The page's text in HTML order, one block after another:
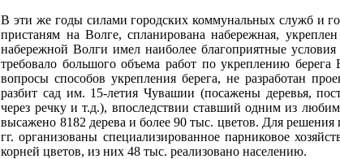
В эти же годы силами городских коммунальных служб и
пристаням на Волге, спланирована набережная,
набережной Волги имел наиболее благоприятные условия
требовало большого объема работ по укреплению
вопросы способов укрепления берега, не разработан
разбит сад им. 15-летия Чувашии (посажены деревья,
через речку и т.д.), впоследствии ставший одним из
высажено 8182 дерева и более 90 тыс. цветов. Для
гг. организованы специализированное парниковое
корней цветов, из них 48 тыс. реализовано населению.